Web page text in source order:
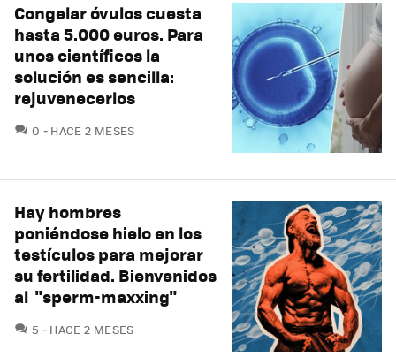
Congelar óvulos cuesta
hasta 5.000 euros. Para
unos científicos la
solución es sencilla:
rejuvenecerlos
0 COMENTARIOS
HACE 2 MESES
Hay hombres
poniéndose hielo en los
testículos para mejorar
su fertilidad. Bienvenidos
al "sperm-maxxing"
5 COMENTARIOS
HACE 2 MESES